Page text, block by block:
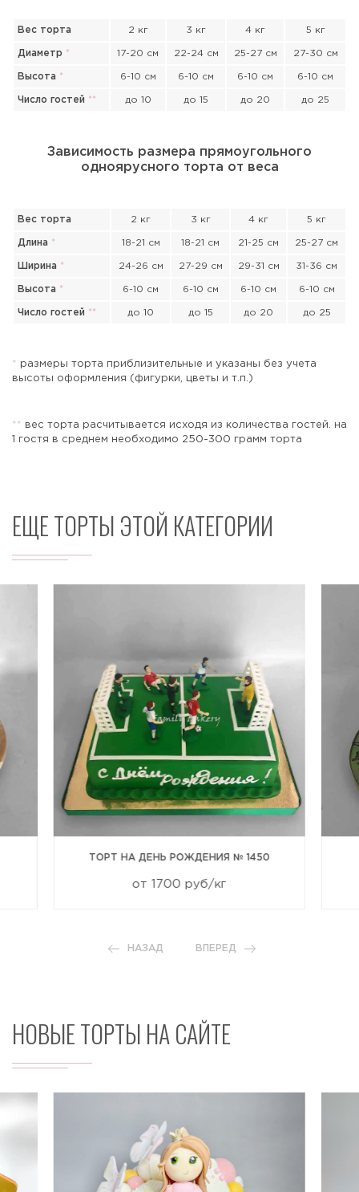
Вес торта 2 кг 3 кг 4 кг 5 кг
Диаметр * 17-20 см 22-24 см 25-27 см 27-30 см
Высота * 6-10 см 6-10 см 6-10 см 6-10 см
Число гостей ** до 10 до 15 до 20 до 25
Зависимость размера прямоугольного
одноярусного торта от веса
Вес торта 2 кг 3 кг 4 кг 5 кг
Длина * 18-21 см 18-21 см 21-25 см 25-27 см
Ширина * 24-26 см 27-29 см 29-31 см 31-36 см
Высота * 6-10 см 6-10 см 6-10 см 6-10 см
Число гостей ** до 10 до 15 до 20 до 25
*
размеры торта приблизительные и указаны без учета
высоты оформления (фигурки, цветы и т.п.)
* *
вес торта расчитывается исходя из количества гостей. на
1 гостя в среднем необходимо 250-300 грамм торта
ЕЩЕ ТОРТЫ ЭТОЙ КАТЕГОРИИ
ТОРТ НА ДЕНЬ РОЖДЕНИЯ № 1450
от 1700 руб/кг
НАЗАД ВПЕРЕД
НОВЫЕ ТОРТЫ НА САЙТЕ
Прикрепить файл или фото
Отправить